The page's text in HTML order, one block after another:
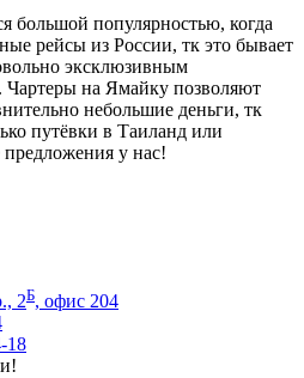
большой популярностью, когда
рейсы из России, тк это бывает
эксклюзивным
Чартеры на Ямайку позволяют
небольшие деньги, тк
путёвки в Таиланд или
у нас!
2Б, офис 204
18